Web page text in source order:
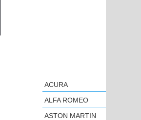
ACURA
ALFA ROMEO
ASTON MARTIN